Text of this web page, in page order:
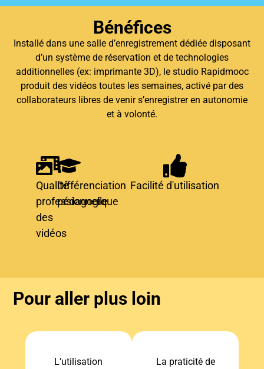
Bénéfices
Installé dans une salle d’enregistrement dédiée disposant
d’un système de réservation et de technologies
additionnelles (ex: imprimante 3D), le studio Rapidmooc
produit des vidéos toutes les semaines, activé par des
collaborateurs libres de venir s’enregistrer en autonomie
et à volonté.
Qualité
professionnelle
des
vidéos
Différenciation
pédagogique
Facilité d'utilisation
Pour aller plus loin
L’utilisation
La praticité de